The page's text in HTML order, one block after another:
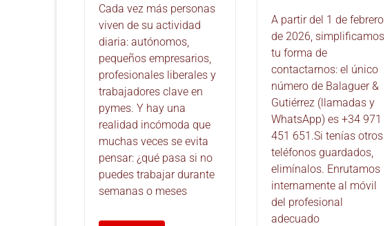
Cada vez más personas
viven de su actividad
diaria: autónomos,
pequeños empresarios,
profesionales liberales y
trabajadores clave en
pymes. Y hay una
realidad incómoda que
muchas veces se evita
pensar: ¿qué pasa si no
puedes trabajar durante
semanas o meses
A partir del 1 de febrero
de 2026, simplificamos
tu forma de
contactarnos: el único
número de Balaguer &
Gutiérrez (llamadas y
WhatsApp) es +34 971
451 651.Si tenías otros
teléfonos guardados,
elimínalos. Enrutamos
internamente al móvil
del profesional
adecuado